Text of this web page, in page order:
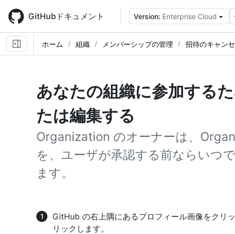
main
content
GitHubドキュメント Version: Enterprise Cloud
ホーム 組織 メンバーシップの管理 招待のキャン
あなたの組織に参加する
たは編集する
Organization のオーナーは、
を、ユーザが承認する前ならいつ
ます。
GitHub の右上隅にあるプロフィール画像をクリッ
リックします。